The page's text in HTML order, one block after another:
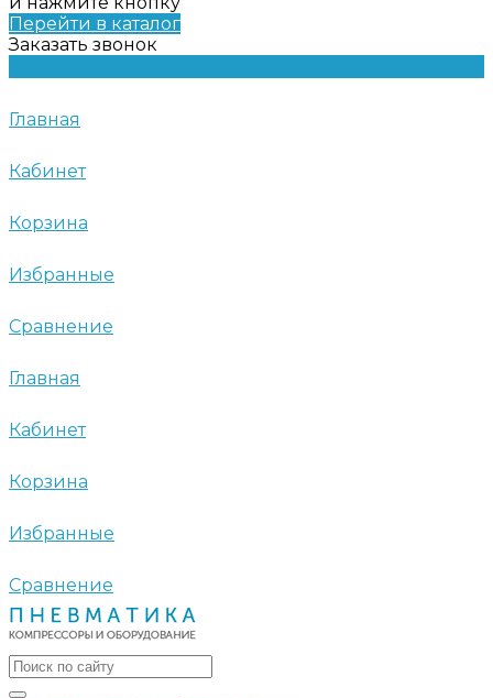
Перейти в каталог
Заказать звонок
Главная
Кабинет
Корзина
Избранные
Сравнение
Главная
Кабинет
Корзина
Избранные
Сравнение